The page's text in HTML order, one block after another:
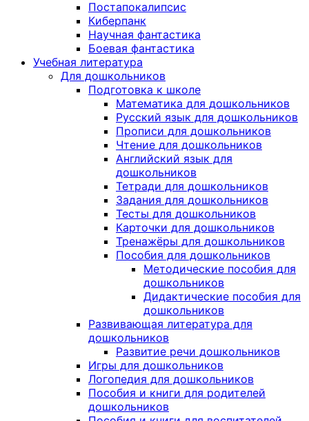
Постапокалипсис
Киберпанк
Научная фантастика
Боевая фантастика
Учебная литература
Для дошкольников
Подготовка к школе
Математика для дошкольников
Русский язык для дошкольников
Прописи для дошкольников
Чтение для дошкольников
Английский язык для
дошкольников
Тетради для дошкольников
Задания для дошкольников
Тесты для дошкольников
Карточки для дошкольников
Тренажёры для дошкольников
Пособия для дошкольников
Методические пособия для
дошкольников
Дидактические пособия для
дошкольников
Развивающая литература для
дошкольников
Развитие речи дошкольников
Игры для дошкольников
Логопедия для дошкольников
Пособия и книги для родителей
дошкольников